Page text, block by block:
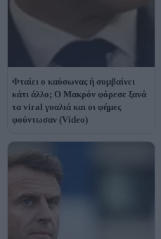
Φταίει ο καύσωνας ή συμβαίνει
κάτι άλλο; Ο Μακρόν φόρεσε ξανά
τα viral γυαλιά και οι φήμες
φούντωσαν (Video)